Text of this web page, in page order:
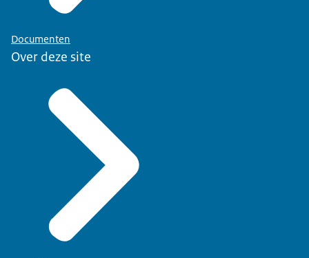
Documenten
Over deze site